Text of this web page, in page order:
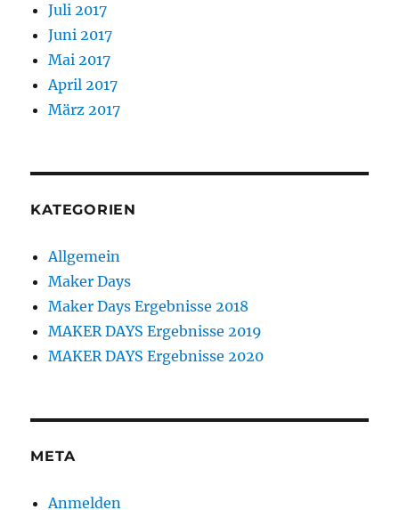
Juli 2017
Juni 2017
Mai 2017
April 2017
März 2017
KATEGORIEN
Allgemein
Maker Days
Maker Days Ergebnisse 2018
MAKER DAYS Ergebnisse 2019
MAKER DAYS Ergebnisse 2020
META
Anmelden